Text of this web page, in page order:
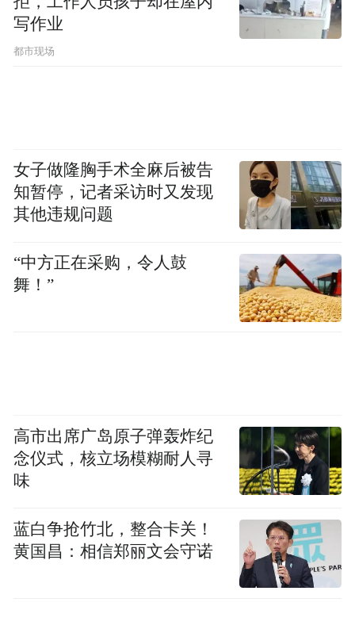
大连市体育局副局长王文勇赛前的那句话犹
在耳边：“赛场上是竞争对手，赛场下要成为
好朋友……往后像兄弟一样常来常往，谁结
婚、生子，互相走动、互相祝福。”
什么是“整装东北”？大连球迷北上，长春主
场热情相迎；辽宁7城文旅提前来“串门”，吉
写作业
都市现场
女子做隆胸手术全麻后被告
知暂停，记者采访时又发现
其他违规问题
“中方正在采购，令人鼓
舞！”
高市出席广岛原子弹轰炸纪
念仪式，核立场模糊耐人寻
味
蓝白争抢竹北，整合卡关！
黄国昌：相信郑丽文会守诺